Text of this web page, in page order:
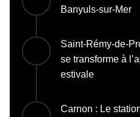
Banyuls-sur-Mer
Saint-Rémy-de-
se transforme à
estivale
Carnon : Le